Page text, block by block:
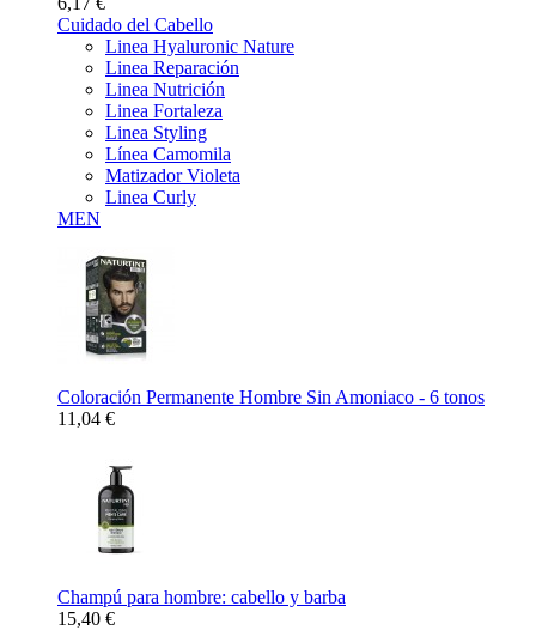
Cuidado del Cabello
Linea Hyaluronic Nature
Linea Reparación
Linea Nutrición
Linea Fortaleza
Linea Styling
Línea Camomila
Matizador Violeta
Linea Curly
MEN
Coloración Permanente Hombre Sin Amoniaco - 6 tonos
11,04 €
Champú para hombre: cabello y barba
15,40 €